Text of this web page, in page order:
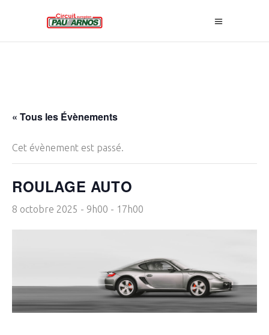
« Tous les Évènements
Cet évènement est passé.
ROULAGE AUTO
8 octobre 2025 - 9h00 - 17h00